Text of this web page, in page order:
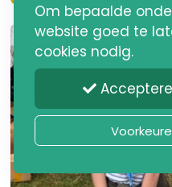
Om bepaalde
website goed te
cookies nodig.